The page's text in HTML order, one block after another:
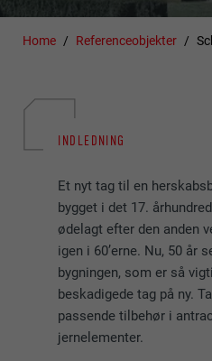
Home Referenceobjekter
INDLEDNING
Et nyt tag til en
bygget i det 17.
ødelagt efter den anden
igen i 60’erne. Nu, 50 år
bygningen, som er så
beskadigede tag på ny.
passende tilbehør i
jernelementer.